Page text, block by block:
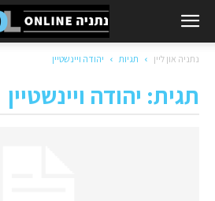
נתניה און ליין תגיות יהודה ויינשטיין
תגית: יהודה ויינשטיין